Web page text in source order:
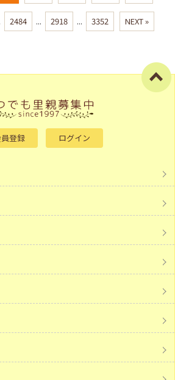
2484 ... 2918 ... 3352 NEXT »
登録 ログイン